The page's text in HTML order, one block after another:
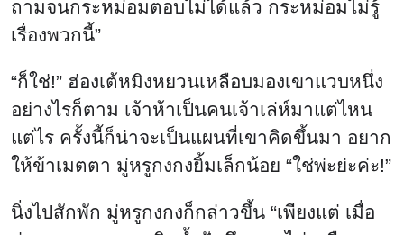
ถามจนกระหม่อมตอบไม่ได้แล้ว กระหม่อมไม่รู้
เรื่องพวกนี้”
“ก็ใช่!” ฮ่องเต้หมิงหยวนเหลือบมองเขาแวบหนึ่ง
อย่างไรก็ตาม เจ้าห้าเป็นคนเจ้าเล่ห์มาแต่ไหน
แต่ไร ครั้งนี้ก็น่าจะเป็นแผนที่เขาคิดขึ้นมา อยาก
ให้ข้าเมตตา มู่หรูกงกงยิ้มเล็กน้อย “ใช่พ่ะย่ะค่ะ!”
นิ่งไปสักพัก มู่หรูกงกงก็กล่าวขึ้น “เพียงแต่ เมื่อ